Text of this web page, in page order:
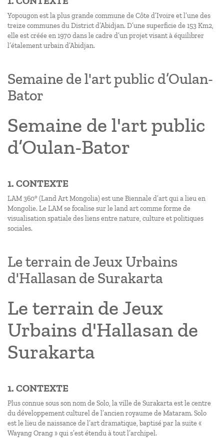
Yopougon est la plus grande commune de Côte d’Ivoire et l’une des
treize communes du District d’Abidjan. D’une superficie de 153 Km2,
elle est créée en 1970 dans le cadre d’un projet visant à équilibrer
l’étalement urbain d’Abidjan.
Semaine de l'art public d’Oulan-
Bator
Semaine de l'art public
d’Oulan-Bator
1. CONTEXTE
LAM 360° (Land Art Mongolia) est une Biennale d’art qui a lieu en
Mongolie. Le LAM se focalise sur le land art comme forme de
visualisation spatiale des liens entre nature, culture et politiques
sociales.
Le terrain de Jeux Urbains
d'Hallasan de Surakarta
Le terrain de Jeux
Urbains d'Hallasan de
Surakarta
1. CONTEXTE
Plus connue sous son nom de Solo, la ville de Surakarta est le centre
du développement culturel de l’ancien royaume de Mataram. Solo
est le lieu de naissance de l’art dramatique, baptisé par la suite «
Wayang Orang » qui s’est étendu à tout l’archipel.